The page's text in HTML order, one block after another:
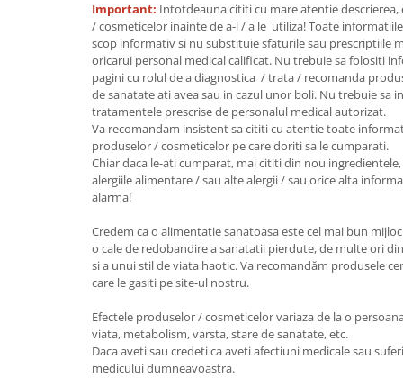
Important: Intotdeauna cititi cu mare atentie
/ cosmeticelor inainte de a-l / a le utiliza! Toate
scop informativ si nu substituie sfaturile sau prescriptiile
oricarui personal medical calificat. Nu trebuie sa folositi
pagini cu rolul de a diagnostica / trata / recomanda
de sanatate ati avea sau in cazul unor boli. Nu trebuie sa
tratamentele prescrise de personalul medical autorizat.
Va recomandam insistent sa cititi cu atentie toate
produselor / cosmeticelor pe care doriti sa le cumparati.
Chiar daca le-ati cumparat, mai cititi din nou
alergiile alimentare / sau alte alergii / sau orice alta
alarma!
Credem ca o alimentatie sanatoasa este cel mai bun
o cale de redobandire a sanatatii pierdute, de multe ori
si a unui stil de viata haotic. Va recomandăm produsele
care le gasiti pe site-ul nostru.
Efectele produselor / cosmeticelor variaza de la o
viata, metabolism, varsta, stare de sanatate, etc.
Daca aveti sau credeti ca aveti afectiuni medicale sau
medicului dumneavoastra.